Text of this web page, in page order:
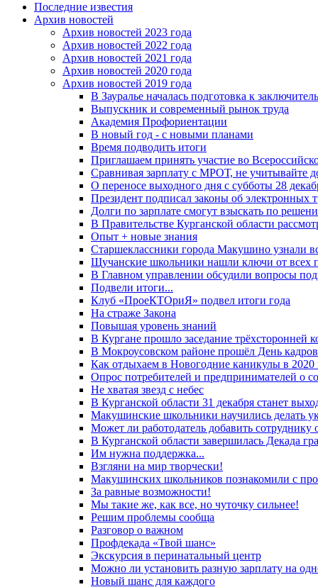
Последние известия
Архив новостей
Архив новостей 2023 года
Архив новостей 2022 года
Архив новостей 2021 года
Архив новостей 2020 года
Архив новостей 2019 года
В Зауралье началась подготовка к
Выпускник и современный рынок труда
Академия Профориентации
В новый год - с новыми планами
Время подводить итоги
Приглашаем принять участие во
Сравнивая зарплату с МРОТ, не учитывайте
О переносе выходного дня с субботы 28
Президент подписал законы об электронных
Долги по зарплате смогут взыскать по
В Правительстве Курганской области
Опыт + новые знания
Старшеклассники города Макушино узнали
Щучанские школьники нашли ключи от всех
В Главном управлении обсудили вопросы
Подвели итоги...
Клуб «ПроеКТОриЯ» подвел итоги года
На страже Закона
Повышая уровень знаний
В Кургане прошло заседание
В Мокроусовском районе прошёл День
Как отдыхаем в Новогодние каникулы в 2020
Опрос потребителей и предпринимателей о
Не хватая звезд с небес
В Курганской области 31 декабря станет
Макушинские школьники научились делать
Может ли работодатель добавить
В Курганской области завершилась Декада
Им нужна поддержка...
Взгляни на мир творчески!
Макушинских школьников познакомили с
За равные возможности!
Мы такие же, как все, но чуточку сильнее!
Решим проблемы сообща
Разговор о важном
Профдекада «Твой шанс»
Экскурсия в перинатальный центр
Можно ли установить разную зарплату на
Новый шанс для каждого